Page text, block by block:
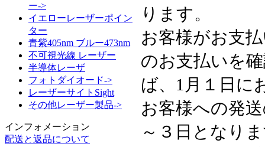
ー->
イエローレーザーポイン
ター
青紫405nm ブルー473nm
不可視光線 レーザー
半導体レーザ
フォトダイオード->
レーザーサイトSight
その他レーザー製品->
インフォメーション
配送と返品について
ります。
お客様がお支
のお支払いを
ば、1月１日に
お客様への発
～３日となり